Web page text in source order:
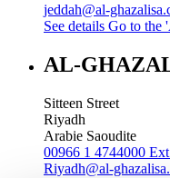
jeddah@al-
See details Go to
AL-
Sitteen Street
Riyadh
Arabie Saoudite
00966 1 4744000
Riyadh@al-